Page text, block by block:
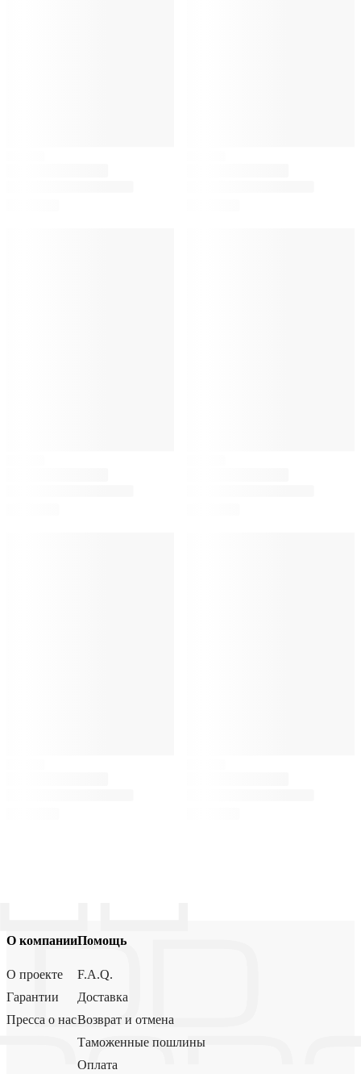
О компании
О проекте
Гарантии
Пресса о нас
Помощь
F.A.Q.
Доставка
Возврат и отмена
Таможенные пошлины
Оплата